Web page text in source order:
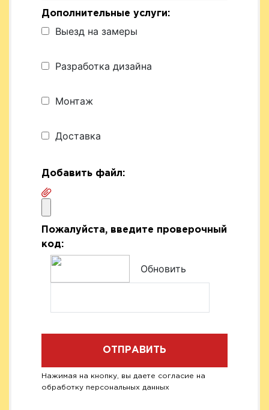
Дополнительные услуги:
Выезд на замеры
Разработка дизайна
Монтаж
Доставка
Добавить файл:
Пожалуйста, введите проверочный
код:
Обновить
ОТПРАВИТЬ
Нажимая на кнопку, вы даете согласие на
обработку персональных данных